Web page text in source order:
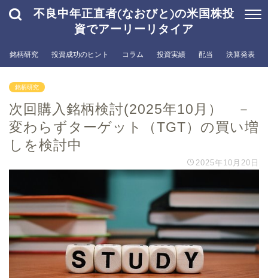
不良中年正直者(なおびと)の米国株投
資でアーリーリタイア
銘柄研究 投資成功のヒント コラム 投資実績 配当 決算発表
銘柄研究
次回購入銘柄検討(2025年10月） －
変わらずターゲット（TGT）の買い増
しを検討中
2025年10月20日